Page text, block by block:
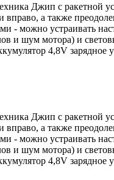
Джип с ракетной
а также
- можно устраивать
и шум мотора) и
4,8V
Джип с ракетной
а также
- можно устраивать
и шум мотора) и
4,8V